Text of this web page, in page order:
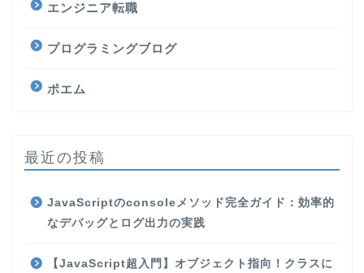
エンジニア転職
プログラミングブログ
ポエム
最近の投稿
JavaScriptのconsoleメソッド完全ガイド：効率的
なデバッグとログ出力の実践
【JavaScript超入門】オブジェクト指向！クラスに